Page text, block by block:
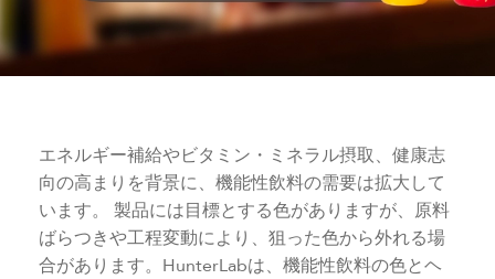
エネルギー補給やビタミン・ミネラル摂取、健康志
向の高まりを背景に、機能性飲料の需要は拡大して
います。 製品には目標とする色がありますが、原料
ばらつきや工程変動により、狙った色から外れる場
合があります。HunterLabは、機能性飲料の色とヘ